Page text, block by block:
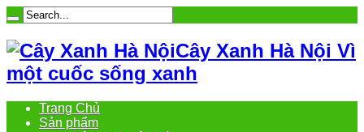
Cây Xanh Hà Nội Vì
một cuốc sống xanh
Trang Chủ
Sản phẩm